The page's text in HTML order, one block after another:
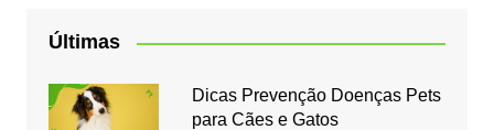
Últimas
Dicas Prevenção Doenças Pets
para Cães e Gatos